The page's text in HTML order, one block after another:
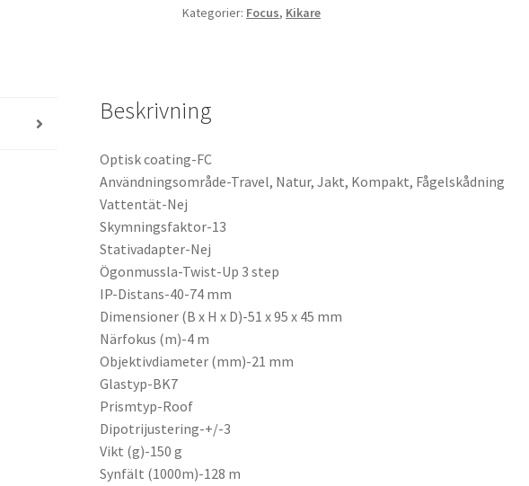
Kategorier: Focus, Kikare
Beskrivning
Optisk coating-FC
Användningsområde-Travel, Natur, Jakt, Kompakt, Fågelskådning
Vattentät-Nej
Skymningsfaktor-13
Stativadapter-Nej
Ögonmussla-Twist-Up 3 step
IP-Distans-40-74 mm
Dimensioner (B x H x D)-51 x 95 x 45 mm
Närfokus (m)-4 m
Objektivdiameter (mm)-21 mm
Glastyp-BK7
Prismtyp-Roof
Dipotrijustering-+/-3
Vikt (g)-150 g
Synfält (1000m)-128 m